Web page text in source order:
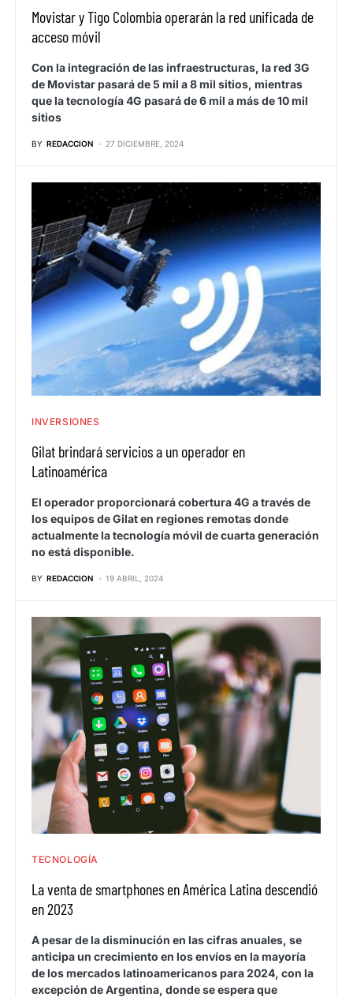
Movistar y Tigo Colombia operarán la red unificada de
acceso móvil
Con la integración de las infraestructuras, la red 3G
de Movistar pasará de 5 mil a 8 mil sitios, mientras
que la tecnología 4G pasará de 6 mil a más de 10 mil
sitios
BY REDACCION 27 DICIEMBRE, 2024
INVERSIONES
Gilat brindará servicios a un operador en
Latinoamérica
El operador proporcionará cobertura 4G a través de
los equipos de Gilat en regiones remotas donde
actualmente la tecnología móvil de cuarta generación
no está disponible.
BY REDACCION 19 ABRIL, 2024
TECNOLOGÍA
La venta de smartphones en América Latina descendió
en 2023
A pesar de la disminución en las cifras anuales, se
anticipa un crecimiento en los envíos en la mayoría
de los mercados latinoamericanos para 2024, con la
excepción de Argentina, donde se espera que